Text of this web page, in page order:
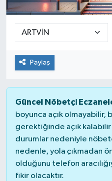
Paylaş
Güncel Nöbetçi
boyunca açık olmayabilir,
gerektiğinde açık
durumlar nedeniyle
nedenle, yola çıkmadan
olduğunu telefon
fikir olacaktır.
Ekonomi
Sağlık
Teknoloji